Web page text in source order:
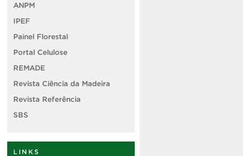
ANPM
IPEF
Painel Florestal
Portal Celulose
REMADE
Revista Ciência da Madeira
Revista Referência
SBS
LINKS